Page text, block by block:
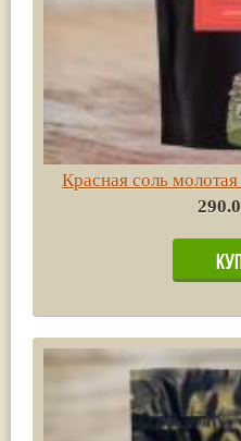
Красная соль